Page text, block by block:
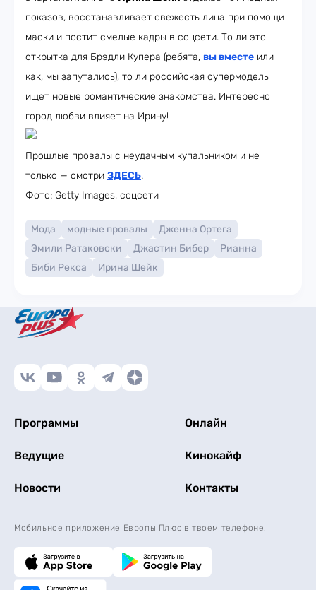
показов, восстанавливает свежесть лица при помощи
маски и постит смелые кадры в соцсети. То ли это
открытка для Брэдли Купера (ребята, вы вместе или
как, мы запутались), то ли российская супермодель
ищет новые романтические знакомства. Интересно
город любви влияет на Ирину!
Прошлые провалы с неудачным купальником и не
только — смотри ЗДЕСЬ.
Фото: Getty Images, соцсети
Мода модные провалы
Дженна Ортега
Эмили Ратаковски
Джастин Бибер
Рианна
Биби Рекса
Ирина Шейк
Программы Онлайн
Ведущие Кинокайф
Новости Контакты
Мобильное приложение Европы Плюс в твоем телефоне.